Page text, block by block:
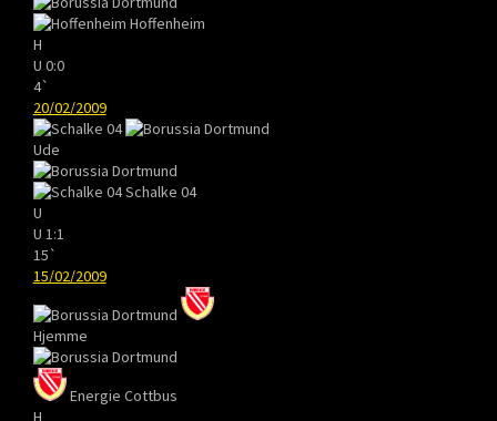
Hoffenheim
H
U 0:0
4`
20/02/2009
Ude
Schalke 04
U
U 1:1
15`
15/02/2009
Hjemme
Energie Cottbus
H